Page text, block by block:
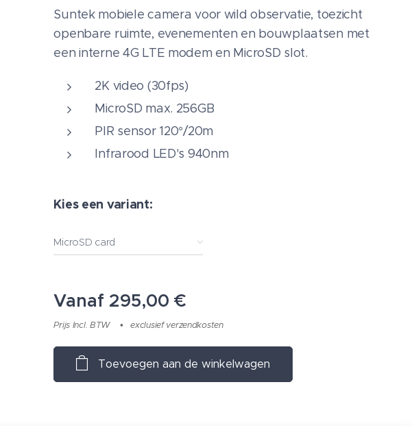
Suntek mobiele camera voor wild observatie, toezicht
openbare ruimte, evenementen en bouwplaatsen met
een interne 4G LTE modem en MicroSD slot.
2K video (30fps)
MicroSD max. 256GB
PIR sensor 120°/20m
Infrarood LED's 940nm
Kies een variant:
MicroSD card
Vanaf 295,00 €
Prijs Incl. BTW exclusief verzendkosten
Toevoegen aan de winkelwagen